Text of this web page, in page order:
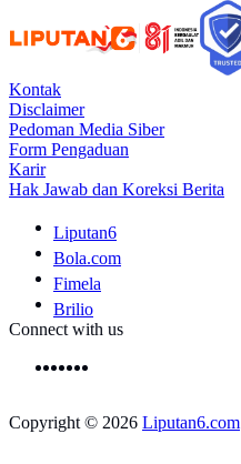
Kontak
Disclaimer
Pedoman Media Siber
Form Pengaduan
Karir
Hak Jawab dan Koreksi Berita
Liputan6
Bola.com
Fimela
Brilio
Connect with us
Copyright © 2026 Liputan6.com